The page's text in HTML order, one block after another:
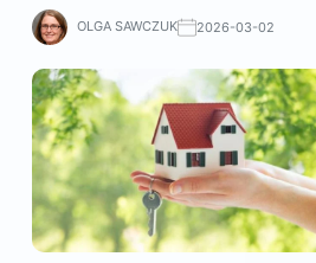
OLGA SAWCZUK 2026-03-02